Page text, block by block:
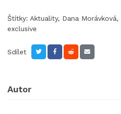
Štítky: Aktuality, Dana Morávková,
exclusive
Sdílet
Autor